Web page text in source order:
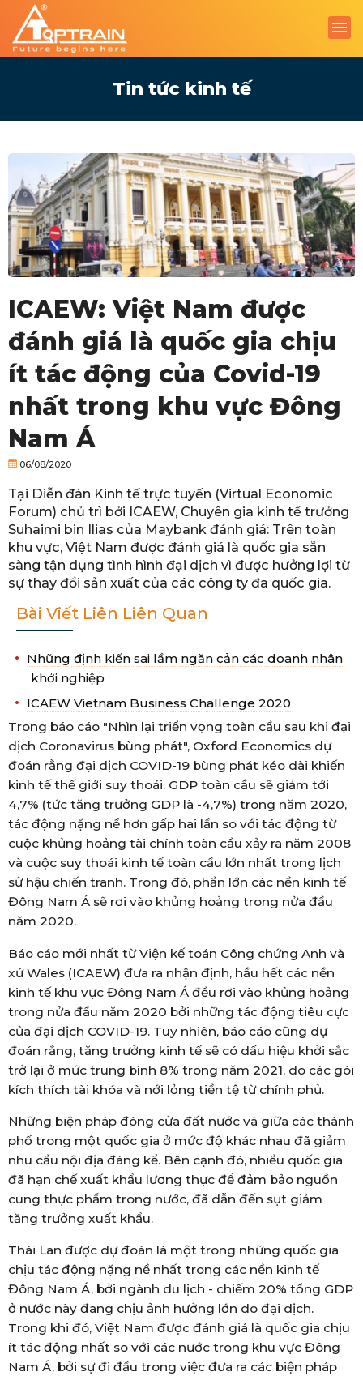
Tin tức kinh tế
ICAEW: Việt Nam được
đánh giá là quốc gia chịu
ít tác động của Covid-19
nhất trong khu vực Đông
Nam Á
06/08/2020
Tại Diễn đàn Kinh tế trực tuyến (Virtual Economic
Forum) chủ trì bởi ICAEW, Chuyên gia kinh tế trưởng
Suhaimi bin Ilias của Maybank đánh giá: Trên toàn
khu vực, Việt Nam được đánh giá là quốc gia sẵn
sàng tận dụng tình hình đại dịch vì được hưởng lợi từ
sự thay đổi sản xuất của các công ty đa quốc gia.
Bài Viết Liên Liên Quan
Những định kiến sai lầm ngăn cản các doanh nhân
khởi nghiệp
ICAEW Vietnam Business Challenge 2020
Trong báo cáo "Nhìn lại triển vọng toàn cầu sau khi đại
dịch Coronavirus bùng phát", Oxford Economics dự
đoán rằng đại dịch COVID-19 bùng phát kéo dài khiến
kinh tế thế giới suy thoái. GDP toàn cầu sẽ giảm tới
4,7% (tức tăng trưởng GDP là -4,7%) trong năm 2020,
tác động nặng nề hơn gấp hai lần so với tác động từ
cuộc khủng hoảng tài chính toàn cầu xảy ra năm 2008
và cuộc suy thoái kinh tế toàn cầu lớn nhất trong lịch
sử hậu chiến tranh. Trong đó, phần lớn các nền kinh tế
Đông Nam Á sẽ rơi vào khủng hoảng trong nửa đầu
năm 2020.
Báo cáo mới nhất từ Viện kế toán Công chứng Anh và
xứ Wales (ICAEW) đưa ra nhận định, hầu hết các nền
kinh tế khu vực Đông Nam Á đều rơi vào khủng hoảng
trong nửa đầu năm 2020 bởi những tác động tiêu cực
của đại dịch COVID-19. Tuy nhiên, báo cáo cũng dự
đoán rằng, tăng trưởng kinh tế sẽ có dấu hiệu khởi sắc
trở lại ở mức trung bình 8% trong năm 2021, do các gói
kích thích tài khóa và nới lỏng tiền tệ từ chính phủ.
Những biện pháp đóng cửa đất nước và giữa các thành
phố trong một quốc gia ở mức độ khác nhau đã giảm
nhu cầu nội địa đáng kể. Bên cạnh đó, nhiều quốc gia
đã hạn chế xuất khẩu lương thực để đảm bảo nguồn
cung thực phẩm trong nước, đã dẫn đến sụt giảm
tăng trưởng xuất khẩu.
Thái Lan được dự đoán là một trong những quốc gia
chịu tác động nặng nề nhất trong các nền kinh tế
Đông Nam Á, bởi ngành du lịch - chiếm 20% tổng GDP
ở nước này đang chịu ảnh hưởng lớn do đại dịch.
Trong khi đó, Việt Nam được đánh giá là quốc gia chịu
ít tác động nhất so với các nước trong khu vực Đông
Nam Á, bởi sự đi đầu trong việc đưa ra các biện pháp